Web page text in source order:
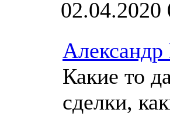
02.04.2020
Какие то
сделки,